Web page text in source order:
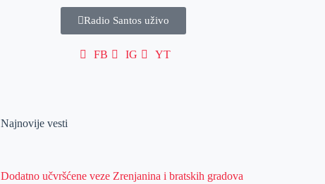
Radio Santos uživo
FB IG YT
Najnovije vesti
Dodatno učvršćene veze Zrenjanina i bratskih gradova